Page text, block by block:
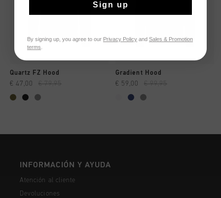
Quartz FZ Hood
€ 47,00 € 79,95
Gradient Hood
€ 59,00 € 99,95
INFORMACIÓN Y AYUDA
Atención al cliente
Devoluciones
Sign up
By signing up, you agree to our Privacy Policy and Sales & Promotion
terms